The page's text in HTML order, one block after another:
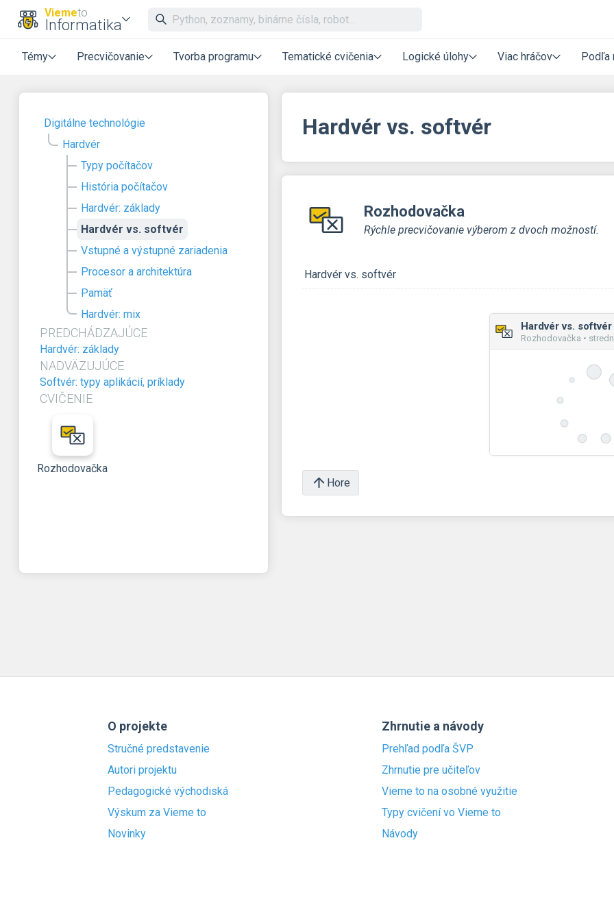
Viemeto
Informatika
Témy Precvičovanie Tvorba programu Tematické cvičenia Logické úlohy Viac hráčov Podľa
Digitálne technológie
Hardvér
Typy počítačov
História počítačov
Hardvér: základy
Hardvér vs. softvér
Vstupné a výstupné zariadenia
Procesor a architektúra
Pamäť
Hardvér: mix
PREDCHÁDZAJÚCE
Hardvér: základy
NADVÄZUJÚCE
Softvér: typy aplikácií, príklady
CVIČENIE
Rozhodovačka
Hardvér vs. softvér
Rozhodovačka
Rýchle precvičovanie výberom z dvoch možností.
Hardvér vs. softvér
Hardvér vs. softvér
Rozhodovačka •
Hore
O projekte
Stručné predstavenie
Autori projektu
Pedagogické východiská
Výskum za Vieme to
Novinky
Zhrnutie a návody
Prehľad podľa ŠVP
Zhrnutie pre učiteľov
Vieme to na osobné využitie
Typy cvičení vo Vieme to
Návody